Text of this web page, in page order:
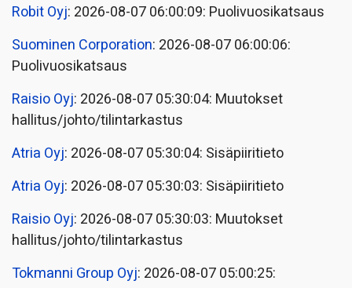
Robit Oyj: 2026-08-07 06:00:09: Puolivuosikatsaus
Suominen Corporation: 2026-08-07 06:00:06:
Puolivuosikatsaus
Raisio Oyj: 2026-08-07 05:30:04: Muutokset
hallitus/johto/tilintarkastus
Atria Oyj: 2026-08-07 05:30:04: Sisäpiiritieto
Atria Oyj: 2026-08-07 05:30:03: Sisäpiiritieto
Raisio Oyj: 2026-08-07 05:30:03: Muutokset
hallitus/johto/tilintarkastus
Tokmanni Group Oyj: 2026-08-07 05:00:25: